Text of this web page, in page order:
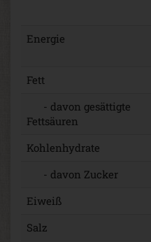
Energie
Fett
- davon gesättigte
Fettsäuren
Kohlenhydrate
- davon Zucker
Eiweiß
Salz